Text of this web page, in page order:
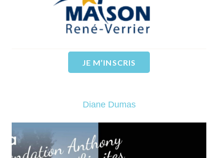
EN SAVOIR PLUS
JE M’INSCRIS
Diane Dumas